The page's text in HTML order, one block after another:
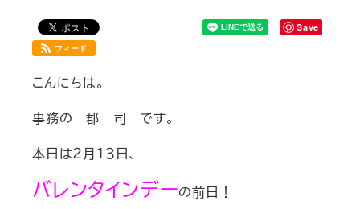
Save
フィード
こんにちは。
事務の 郡 司 です。
本日は２月１３日、
バレンタインデーの前日！